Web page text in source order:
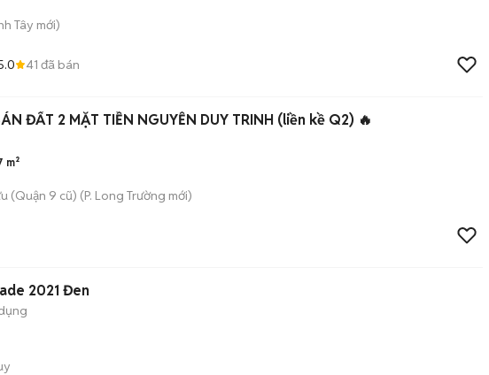
Tây mới)
41 đã bán
ĐẤT 2 MẶT TIỀN NGUYỄN DUY TRINH (liền kề Q2) 🔥
m²
(Quận 9 cũ) (P. Long Trường mới)
2021 Đen